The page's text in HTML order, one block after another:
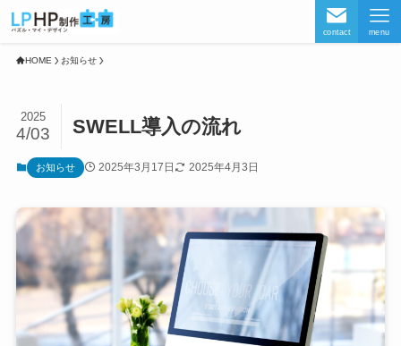
contact menu
HOME お知らせ
SWELL導入の流れ
2025
4/03
お知らせ 2025年3月17日 2025年4月3日